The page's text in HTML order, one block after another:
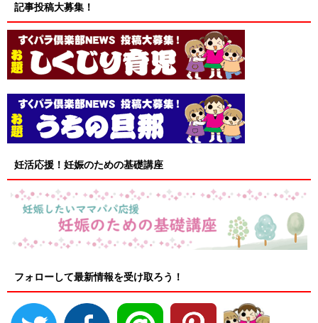
記事投稿大募集！
妊活応援！妊娠のための基礎講座
フォローして最新情報を受け取ろう！